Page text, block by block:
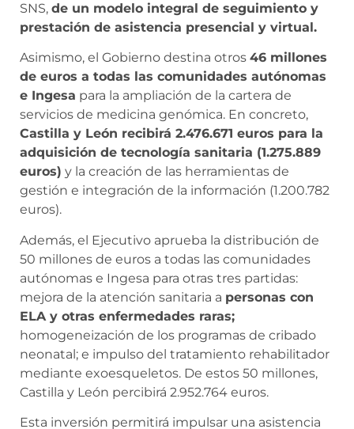
SNS, de un modelo integral de seguimiento y
prestación de asistencia presencial y virtual.
Asimismo, el Gobierno destina otros 46 millones
de euros a todas las comunidades autónomas
e Ingesa para la ampliación de la cartera de
servicios de medicina genómica. En concreto,
Castilla y León recibirá 2.476.671 euros para la
adquisición de tecnología sanitaria (1.275.889
euros) y la creación de las herramientas de
gestión e integración de la información (1.200.782
euros).
Además, el Ejecutivo aprueba la distribución de
50 millones de euros a todas las comunidades
autónomas e Ingesa para otras tres partidas:
mejora de la atención sanitaria a personas con
ELA y otras enfermedades raras;
homogeneización de los programas de cribado
neonatal; e impulso del tratamiento rehabilitador
mediante exoesqueletos. De estos 50 millones,
Castilla y León percibirá 2.952.764 euros.
Esta inversión permitirá impulsar una asistencia